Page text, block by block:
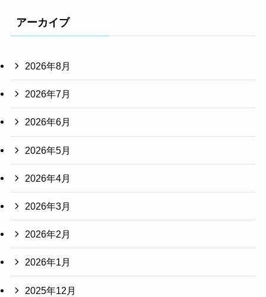
アーカイブ
2026年8月
2026年7月
2026年6月
2026年5月
2026年4月
2026年3月
2026年2月
2026年1月
2025年12月